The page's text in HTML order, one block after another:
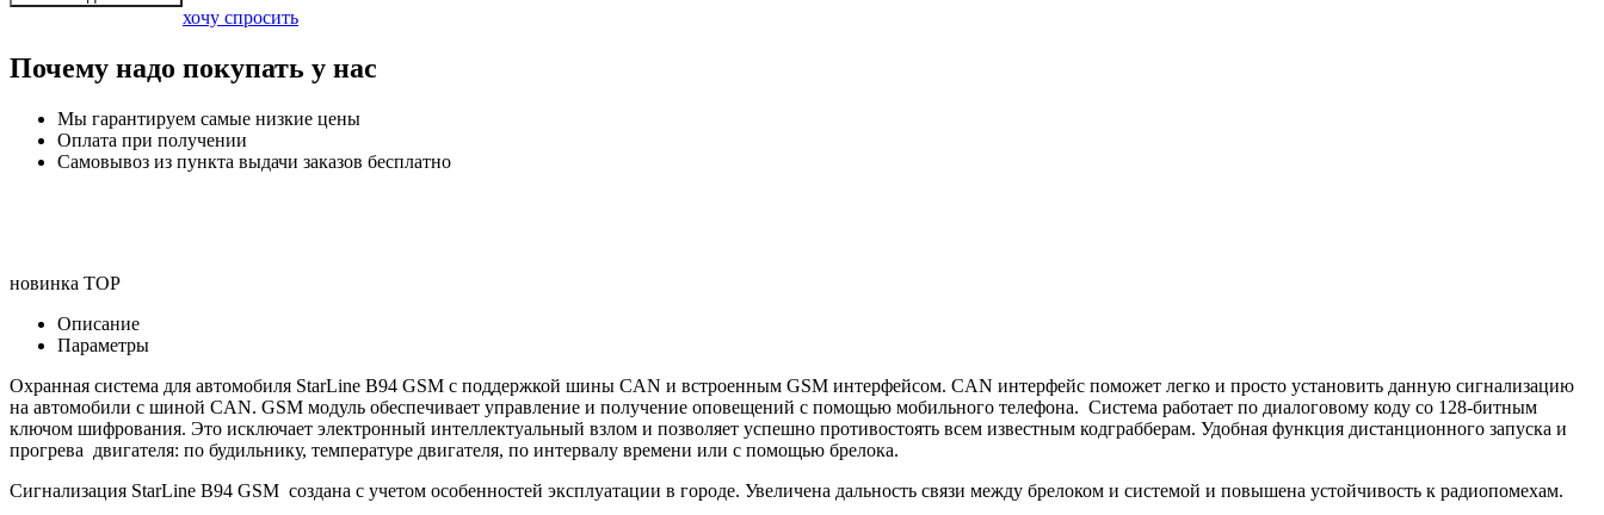
хочу спросить
Почему надо покупать у нас
Мы гарантируем самые низкие цены
Оплата при получении
Самовывоз из пункта выдачи заказов бесплатно
новинка TOP
Описание
Параметры
Охранная система для автомобиля StarLine B94 GSM с поддержкой шины CAN и встроенным GSM интерфейсом. CAN интерфейс поможет легко и просто установить данную сигнализацию
на автомобили с шиной CAN. GSM модуль обеспечивает управление и получение оповещений с помощью мобильного телефона. Система работает по диалоговому коду со 128-битным
ключом шифрования. Это исключает электронный интеллектуальный взлом и позволяет успешно противостоять всем известным кодграбберам. Удобная функция дистанционного запуска и
прогрева двигателя: по будильнику, температуре двигателя, по интервалу времени или с помощью брелока.
Сигнализация StarLine B94 GSM создана с учетом особенностей эксплуатации в городе. Увеличена дальность связи между брелоком и системой и повышена устойчивость к радиопомехам.